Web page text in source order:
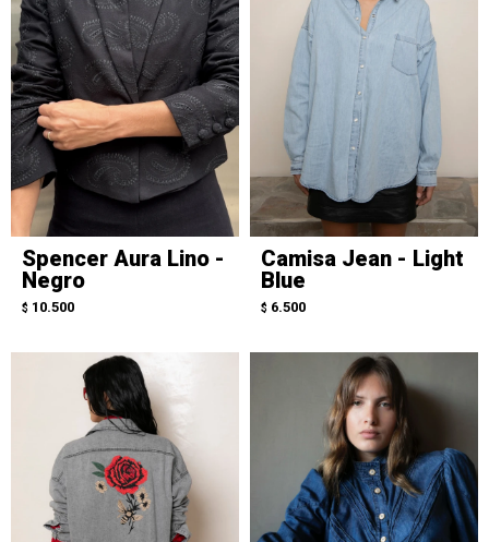
Spencer Aura Lino -
Negro
$ 10.500
Camisa Jean - Light
Blue
$ 6.500